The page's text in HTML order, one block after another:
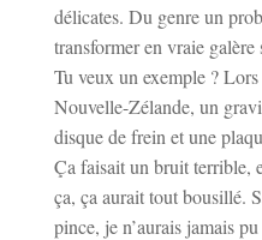
délicates. Du genre un
transformer en vraie galère
Tu veux un exemple ?
Nouvelle-Zélande, un
disque de frein et une
Ça faisait un bruit terrible,
ça, ça aurait tout bousillé.
pince, je n’aurais jamais